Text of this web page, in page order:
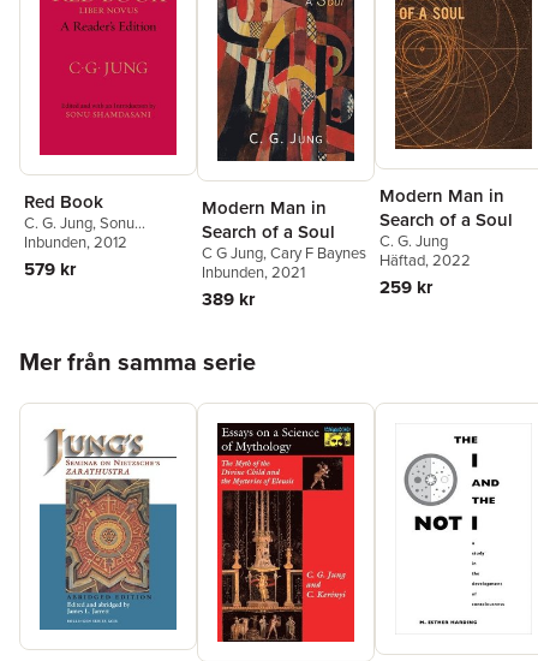
Red Book
C. G. Jung,Sonu
Shamdasani
Inbunden, 2012
579 kr
Modern Man in
Search of a Soul
C G Jung,Cary F Baynes
Inbunden, 2021
389 kr
Modern Man in
Search of a Soul
C. G. Jung
Häftad, 2022
259 kr
Mer från samma serie